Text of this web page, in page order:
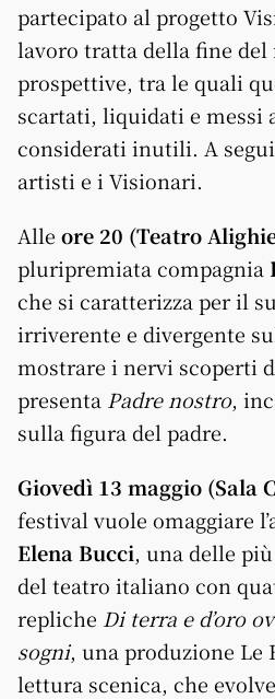
partecipato al progetto
lavoro tratta della fine del
prospettive, tra le quali
scartati, liquidati e messi
considerati inutili. A
artisti e i Visionari.
Alle ore 20 (Teatro
pluripremiata compagnia
che si caratterizza per il
irriverente e divergente
mostrare i nervi scoperti
presenta Padre nostro,
sulla figura del padre.
Giovedì 13 maggio (Sala
festival vuole omaggiare
Elena Bucci, una delle
del teatro italiano con
repliche Di terra e d’oro
sogni, una produzione Le
lettura scenica, che